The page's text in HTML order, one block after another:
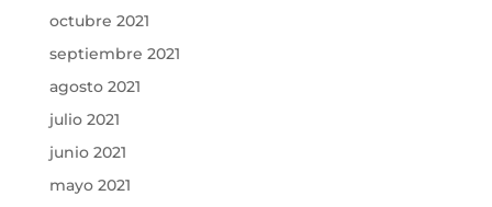
octubre 2021
septiembre 2021
agosto 2021
julio 2021
junio 2021
mayo 2021